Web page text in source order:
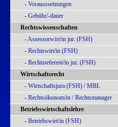
- Vorausssetzungen
- Gebühr/-dauer
Rechtswissenschaften
-Assessorwirt/in jur. (FSH)
- Rechtswirt/in (FSH)
- Rechtsreferent/in jur. (FSH)
Wirtschaftsrecht
- Wirtschaftsjura (FSH) / MBL
- Rechtsökonom/in / Rechtsmanager
Betriebswirtschaftslehre
- Betriebswirt/in (FSH)